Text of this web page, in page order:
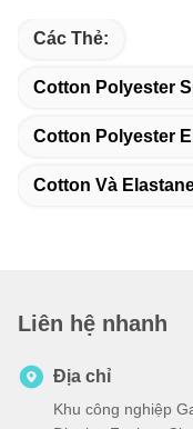
Các Thẻ:
Cotton Polyester
Cotton Polyester
Cotton Và
Liên hệ nhanh
Địa chỉ
Khu công nghiệp